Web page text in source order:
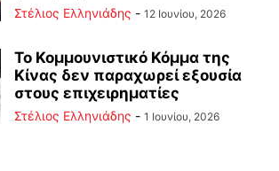
Στέλιος Ελληνιάδης - 12 Ιουνίου, 2026
Το Κομμουνιστικό Κόμμα της
Κίνας δεν παραχωρεί εξουσία
στους επιχειρηματίες
Στέλιος Ελληνιάδης - 1 Ιουνίου, 2026